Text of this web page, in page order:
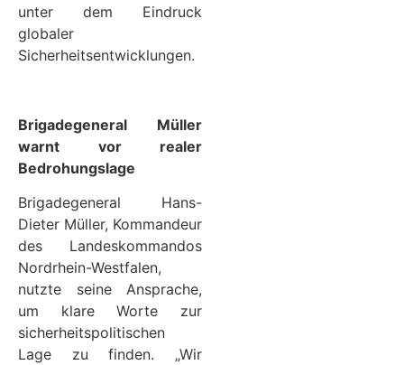
unter dem Eindruck
globaler
Sicherheitsentwicklungen.
Brigadegeneral Müller
warnt vor realer
Bedrohungslage
Brigadegeneral Hans-
Dieter Müller, Kommandeur
des Landeskommandos
Nordrhein-Westfalen,
nutzte seine Ansprache,
um klare Worte zur
sicherheitspolitischen
Lage zu finden. „Wir